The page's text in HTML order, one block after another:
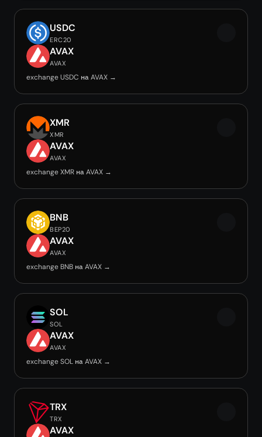
USDC
ERC20
AVAX
AVAX
exchange USDC на AVAX →
XMR
XMR
AVAX
AVAX
exchange XMR на AVAX →
BNB
BEP20
AVAX
AVAX
exchange BNB на AVAX →
SOL
SOL
AVAX
AVAX
exchange SOL на AVAX →
TRX
TRX
AVAX